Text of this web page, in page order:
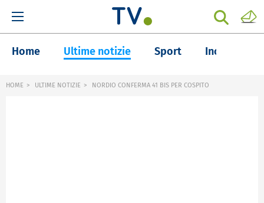
Home Ultime notizie Sport Inchieste
HOME ULTIME NOTIZIE NORDIO CONFERMA 41 BIS PER COSPITO